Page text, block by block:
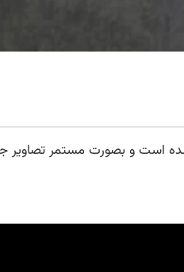
شده است و بصورت مستمر